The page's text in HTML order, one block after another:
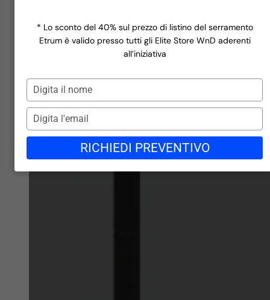
* Lo sconto del 40% sul prezzo di listino del serramento
Etrum è valido presso tutti gli Elite Store WnD aderenti
all’iniziativa
Digita
il
nome
Digita
l'email
RICHIEDI PREVENTIVO
Scopri la linea
Finiture in PVC
Finiture in PVC
Finiture in Alluminio
Realizzazioni
Azienda
Gli store di WND
Lavora con noi
Richiedi preventivo →